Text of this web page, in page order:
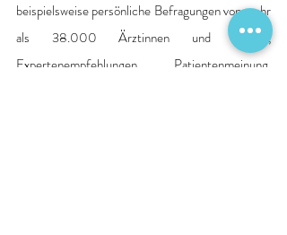
beispielsweise persönliche Befragungen von mehr
als 38.000 Ärztinnen und Ärzten,
Expertenempfehlungen, Patientenmeinung,